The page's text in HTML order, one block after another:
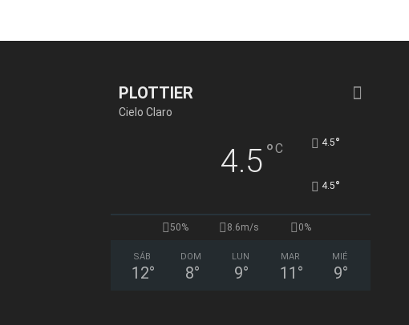
PLOTTIER
Cielo Claro
4.5°C 4.5°
4.5°
50% 8.6m/s 0%
SÁB
12°
DOM
8°
LUN
9°
MAR
11 °
MIÉ
9°